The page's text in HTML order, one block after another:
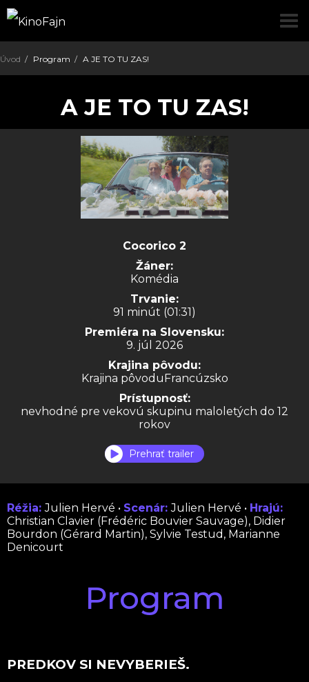
Úvod Program A JE TO TU ZAS!
A JE TO TU ZAS!
Cocorico 2
Žáner:
Komédia
Trvanie:
91 minút (01:31)
Premiéra na Slovensku:
9. júl 2026
Krajina pôvodu:
Krajina pôvoduFrancúzsko
Prístupnosť:
nevhodné pre vekovú skupinu maloletých do 12
rokov
Prehrať trailer
Réžia:Julien Hervé • Scenár:Julien Hervé • Hrajú:
Christian Clavier (Frédéric Bouvier Sauvage), Didier
Bourdon (Gérard Martin), Sylvie Testud, Marianne
Denicourt
Program
PREDKOV SI NEVYBERIEŠ.